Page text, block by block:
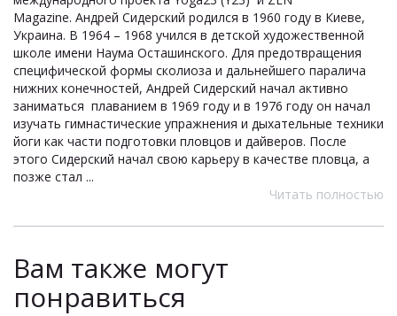
Magazine. Андрей Сидерский родился в 1960 году в Киеве,
Украина. В 1964 – 1968 учился в детской художественной
школе имени Наума Осташинского. Для предотвращения
специфической формы сколиоза и дальнейшего паралича
нижних конечностей, Андрей Сидерский начал активно
заниматься плаванием в 1969 году и в 1976 году он начал
изучать гимнастические упражнения и дыхательные техники
йоги как части подготовки пловцов и дайверов. После
этого Сидерский начал свою карьеру в качестве пловца, а
позже стал ...
Читать полностью
Вам также могут
понравиться